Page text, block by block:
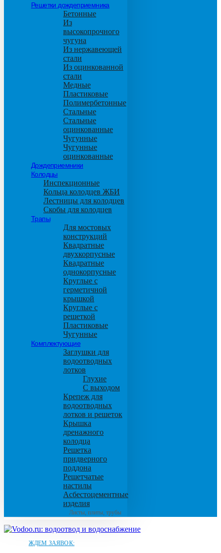
Решетки дождеприемника
Бетонные
Из
высокопрочного
чугуна
Из нержавеющей
стали
Из оцинкованной
стали
Медные
Пластиковые
Полимербетонные
Стальные
Стальные
оцинкованные
Чугунные
Чугунные
оцинкованные
Дождеприемники
Колодцы
Инспекционные
Кольца колодцев ЖБИ
Лестницы для колодцев
Скобы для колодцев
Трапы
Для мостовых
конструкций
Квадратные
двухкорпусные
Квадратные
однокорпусные
Круглые с
герметичной
крышкой
Круглые с
решеткой
Пластиковые
Чугунные
Комплектующие
Заглушки для
водоотводных
лотков
Глухие
С выходом
Крепеж для
водоотводных
лотков и решеток
Крышка
дренажного
колодца
Решетка
придверного
поддона
Решетчатые
настилы
Асбестоцементные
изделия
Листы, плиты, трубы
ЖДЕМ ЗАЯВОК: